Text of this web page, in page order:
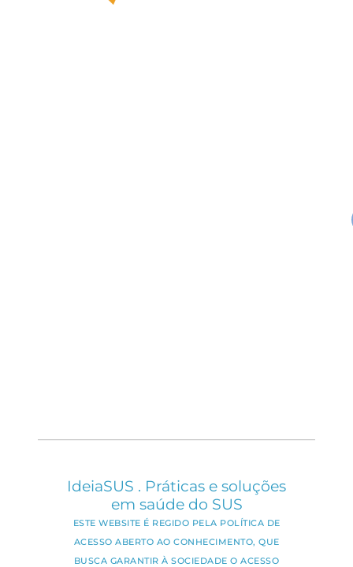
IdeiaSUS . Práticas e soluções
em saúde do SUS
ESTE WEBSITE É REGIDO PELA POLÍTICA DE
ACESSO ABERTO AO CONHECIMENTO, QUE
BUSCA GARANTIR À SOCIEDADE O ACESSO